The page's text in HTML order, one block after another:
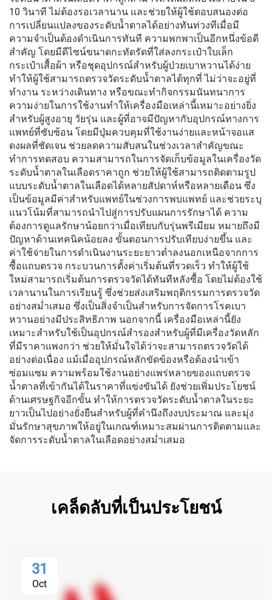
10 วินาที ไม่ต้องรอเวลานาน และช่วยให้ผู้ใช้ตอบสนองต่อ
การเปลี่ยนแปลงของระดับน้ำตาลได้อย่างทันท่วงทีเมื่อมี
ความจำเป็นต้องดำเนินการทันที ความพกพาเป็นอีกหนึ่งข้อดี
สำคัญ โดยมีดีไซน์ขนาดกะทัดรัดที่ใส่ลงกระเป๋าใบเล็ก
กระเป๋าเสื้อผ้า หรือชุดอุปกรณ์สำหรับผู้ป่วยเบาหวานได้ง่าย
ทำให้ผู้ใช้สามารถตรวจวัดระดับน้ำตาลได้ทุกที่ ไม่ว่าจะอยู่ที่
ทำงาน ระหว่างเดินทาง หรือขณะทำกิจกรรมนันทนาการ
ความง่ายในการใช้งานทำให้เครื่องมือเหล่านี้เหมาะอย่างยิ่ง
สำหรับผู้สูงอายุ วัยรุ่น และผู้ที่อาจมีปัญหากับอุปกรณ์ทางการ
แพทย์ที่ซับซ้อน โดยมีปุ่มควบคุมที่ใช้งานง่ายและหน้าจอแส
ดงผลที่ชัดเจน ช่วยลดความสับสนในช่วงเวลาสำคัญขณะ
ทำการทดสอบ ความสามารถในการจัดเก็บข้อมูลในเครื่องวัด
ระดับน้ำตาลในเลือดราคาถูก ช่วยให้ผู้ใช้สามารถติดตามรูป
แบบระดับน้ำตาลในเลือดได้หลายสัปดาห์หรือหลายเดือน ซึ่ง
เป็นข้อมูลมีค่าสำหรับแพทย์ในช่วงการพบแพทย์ และช่วยระบุ
แนวโน้มที่สามารถนำไปสู่การปรับแผนการรักษาได้ ความ
ต้องการดูแลรักษาน้อยกว่าเมื่อเทียบกับรุ่นพรีเมียม หมายถึงมี
ปัญหาด้านเทคนิคน้อยลง ขั้นตอนการปรับเทียบง่ายขึ้น และ
ค่าใช้จ่ายในการดำเนินงานระยะยาวต่ำลงนอกเหนือจากการ
ซื้อแถบตรวจ กระบวนการตั้งค่าเริ่มต้นที่รวดเร็ว ทำให้ผู้ใช้
ใหม่สามารถเริ่มต้นการตรวจวัดได้ทันทีหลังซื้อ โดยไม่ต้องใช้
เวลานานในการเรียนรู้ ซึ่งช่วยส่งเสริมพฤติกรรมการตรวจวัด
อย่างสม่ำเสมอ ซึ่งเป็นสิ่งจำเป็นสำหรับการจัดการโรคเบา
หวานอย่างมีประสิทธิภาพ นอกจากนี้ เครื่องมือเหล่านี้ยัง
เหมาะสำหรับใช้เป็นอุปกรณ์สำรองสำหรับผู้ที่มีเครื่องวัดหลัก
ที่มีราคาแพงกว่า ช่วยให้มั่นใจได้ว่าจะสามารถตรวจวัดได้
อย่างต่อเนื่อง แม้เมื่ออุปกรณ์หลักขัดข้องหรือต้องนำเข้า
ซ่อมแซม ความพร้อมใช้งานอย่างแพร่หลายของแถบตรวจ
น้ำตาลที่เข้ากันได้ในราคาที่แข่งขันได้ ยังช่วยเพิ่มประโยชน์
ด้านเศรษฐกิจอีกขั้น ทำให้การตรวจวัดระดับน้ำตาลในระยะ
ยาวเป็นไปอย่างยั่งยืนสำหรับผู้ที่คำนึงถึงงบประมาณ และมุ่ง
มั่นรักษาสุขภาพให้อยู่ในเกณฑ์เหมาะสมผ่านการติดตามและ
จัดการระดับน้ำตาลในเลือดอย่างสม่ำเสมอ
เคล็ดลับที่เป็นประโยชน์
31
Oct